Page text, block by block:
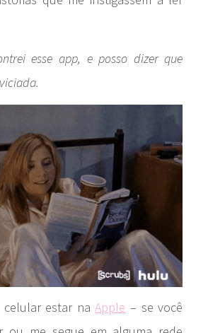
esse app, e posso dizer que
celular estar naApple – se você